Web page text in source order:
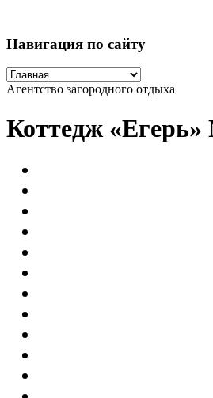
Навигация по сайту
Агентство загородного отдыха
Коттедж